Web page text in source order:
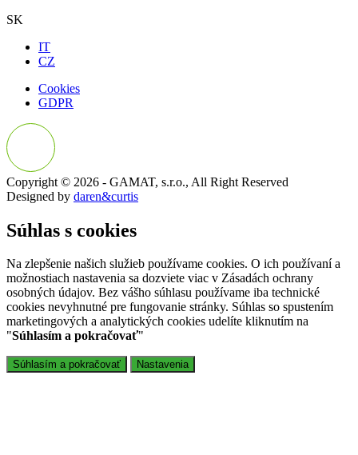
SK
IT
CZ
Cookies
GDPR
Copyright © 2026 - GAMAT, s.r.o., All Right Reserved
Designed by daren&curtis
Súhlas s cookies
Na zlepšenie našich služieb používame cookies. O ich používaní a
možnostiach nastavenia sa dozviete viac v Zásadách ochrany
osobných údajov. Bez vášho súhlasu používame iba technické
cookies nevyhnutné pre fungovanie stránky. Súhlas so spustením
marketingových a analytických cookies udelíte kliknutím na
"Súhlasím a pokračovať"
Súhlasím a pokračovať Nastavenia